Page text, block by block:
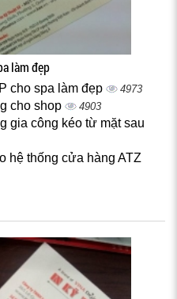
làm đẹp
cho spa làm đẹp 4973
cho shop 4903
gia công kéo từ mặt sau
hệ thống cửa hàng ATZ